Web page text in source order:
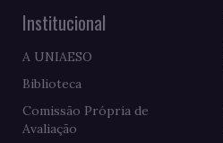
Institucional
A UNIAESO
Biblioteca
Comissão Própria de
Avaliação